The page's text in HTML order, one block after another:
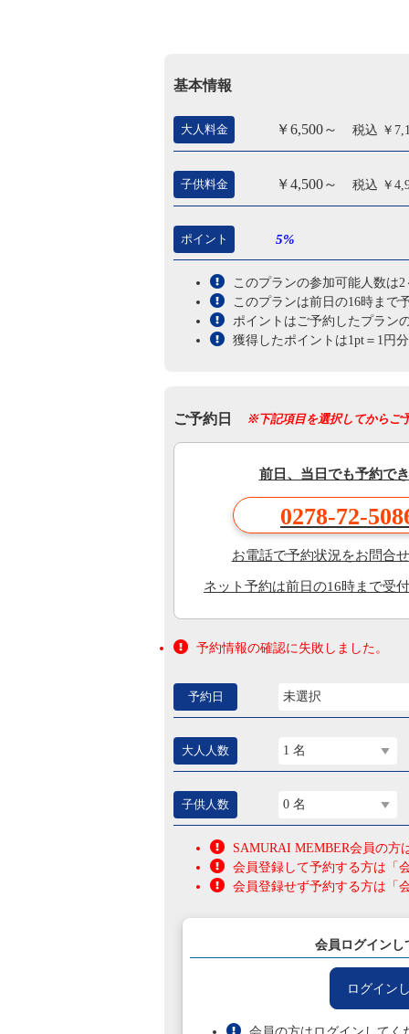
基本情報
大人料金 ￥6,500～ 税込 ￥
子供料金 ￥4,500～ 税込 ￥
ポイント 5%
このプランの参加可能人数は2
このプランは前日の16時まで
ポイントはご予約したプラン
獲得したポイントは1pt＝1円
ご予約日 ※下記項目を選択してからご
前日、当日でも予約で
0278-72-
お電話で予約状況をお問合
ネット予約は前日の16時まで受
予約情報の確認に失敗しました。
予約日 未選択
大人人数 1 名
子供人数 0 名
SAMURAI MEMBER会員の方
会員登録して予約する方は「
会員登録せず予約する方は「
会員ログインし
ログイン